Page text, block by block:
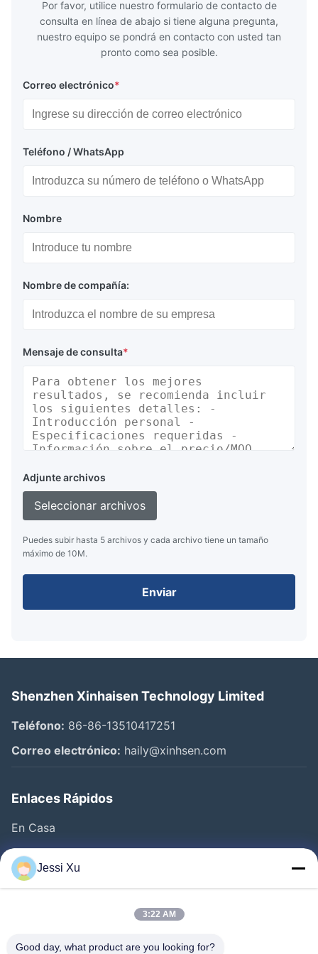
Por favor, utilice nuestro formulario de contacto de
consulta en línea de abajo si tiene alguna pregunta,
nuestro equipo se pondrá en contacto con usted tan
pronto como sea posible.
Correo electrónico*
Teléfono / WhatsApp
Nombre
Nombre de compañía:
Mensaje de consulta*
Adjunte archivos
Seleccionar archivos
Puedes subir hasta 5 archivos y cada archivo tiene un tamaño
máximo de 10M.
Enviar
Shenzhen Xinhaisen Technology Limited
Teléfono: 86-86-13510417251
Correo electrónico: haily@xinhsen.com
Enlaces Rápidos
En Casa
Productos
Videos
Jessi Xu
3:22 AM
Good day, what product are you looking for?